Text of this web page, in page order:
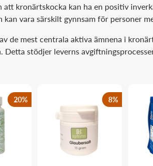
att kronärtskocka kan ha en positiv
kan vara särskilt gynnsam för personer
de mest centrala aktiva ämnena i
Detta stödjer leverns
20% 8%